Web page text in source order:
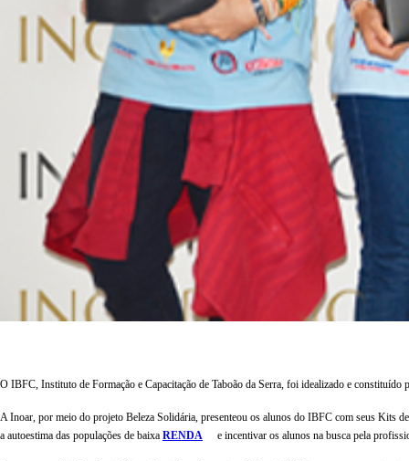
O IBFC, Instituto de Formação e Capacitação de Taboão da Serra, foi idealizado e
A Inoar, por meio do projeto Beleza Solidária, presenteou os alunos do IBFC com seus Kits
a autoestima das populações de baixa RENDA e incentivar os alunos na busca pela